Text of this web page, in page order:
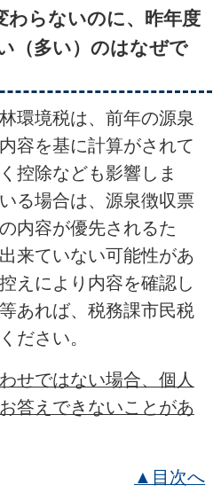
わらないのに、昨年度
（多い）のはなぜで
環境税は、前年の源泉
容を基に計算がされて
控除なども影響しま
る場合は、源泉徴収票
内容が優先されるた
来ていない可能性があ
えにより内容を確認し
あれば、税務課市民税
ださい。
せではない場合、個人
答えできないことがあ
▲目次へ